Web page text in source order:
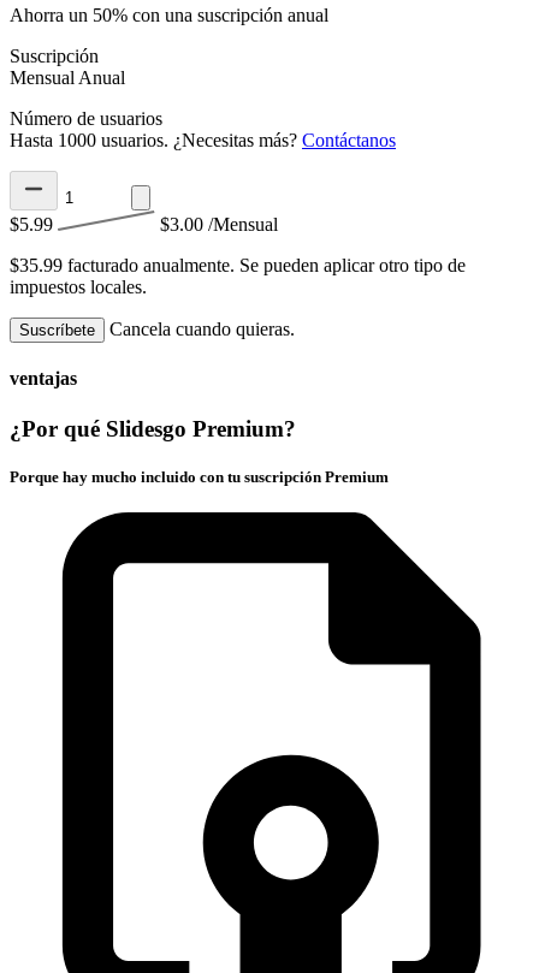
Ahorra un 50% con una suscripción anual
Suscripción
Mensual Anual
Número de usuarios
Hasta 1000 usuarios. ¿Necesitas más? Contáctanos
$5.99 $3.00 /Mensual
$35.99 facturado anualmente. Se pueden aplicar otro tipo de
impuestos locales.
Suscríbete Cancela cuando quieras.
ventajas
¿Por qué Slidesgo Premium?
Porque hay mucho incluido con tu suscripción Premium